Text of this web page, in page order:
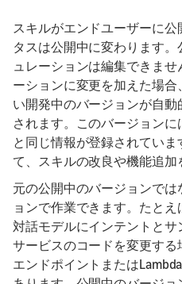
スキルがエンドユーザーに
タスは公開中に変わります
ュレーションは編集できま
ーションに変更を加えた場
い開発中のバージョンが自
されます。このバージョン
と同じ情報が登録されてい
て、スキルの改良や機能追加
元の公開中のバージョンで
ョンで作業できます。たとえ
対話モデルにインテントとサ
サービスのコードを変更す
エンドポイントまたは